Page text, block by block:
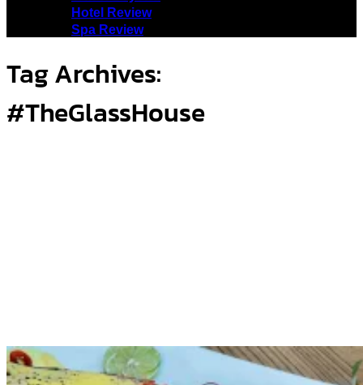
Hotel Review
Spa Review
Tag Archives:
#TheGlassHouse